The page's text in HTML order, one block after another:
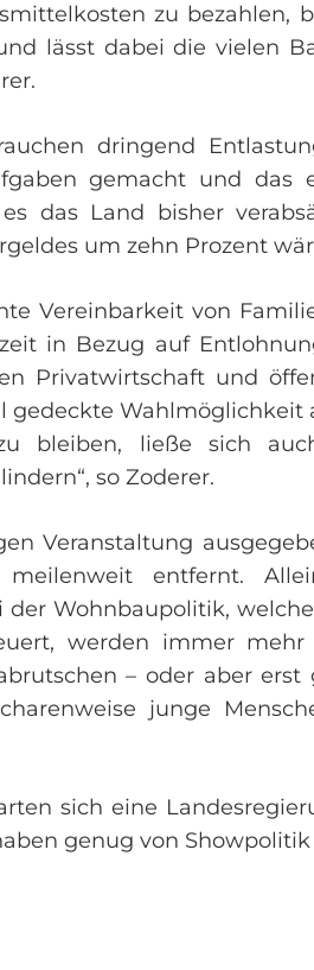
zu bezahlen,
lässt dabei die vielen
dringend
gemacht und das
das Land bisher
um zehn Prozent
Vereinbarkeit von
in Bezug auf
Privatwirtschaft und
gedeckte
bleiben, ließe sich
so Zoderer.
Veranstaltung
entfernt.
der Wohnbaupolitik,
werden immer
– oder aber
junge
sich eine
genug von Showpolitik